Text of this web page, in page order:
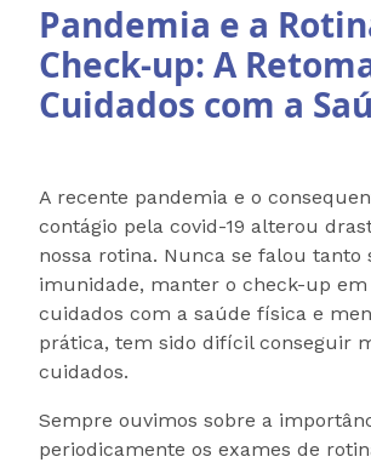
Pandemia e a
Check-up: A
Cuidados com a
A recente pandemia e o
contágio pela covid-19 alterou
nossa rotina. Nunca se falou tanto
imunidade, manter o check-up em
cuidados com a saúde física e
prática, tem sido difícil conseguir
cuidados.
Sempre ouvimos sobre a
periodicamente os exames de